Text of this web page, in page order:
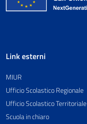
Link esterni
MIUR
Ufficio Scolastico Regionale
Ufficio Scolastico Territoriale
Scuola in chiaro